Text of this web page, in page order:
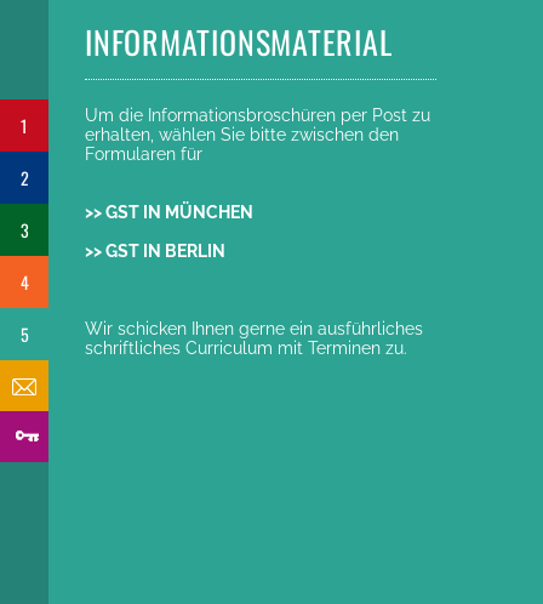
1
2
3
4
5
INFORMATIONSMATERIAL
Um die Informationsbroschüren per Post zu
erhalten, wählen Sie bitte zwischen den
Formularen für
>> GST IN MÜNCHEN
>> GST IN BERLIN
Wir schicken Ihnen gerne ein ausführliches
schriftliches Curriculum mit Terminen zu.